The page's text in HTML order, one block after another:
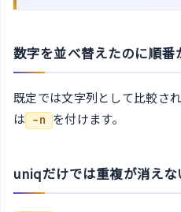
数字を並べ替えたのに順番
既定では文字列として比較さ
は
-n を付けます。
uniqだけでは重複が消えな